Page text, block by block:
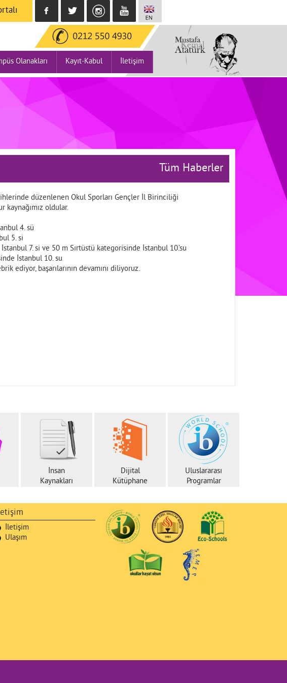
Olanakları Kayıt-Kabul İletişim
Tüm Haberler
düzenlenen Okul Sporları Gençler İl Birinciliği
kaynağımız oldular.
4. sü
5. si
7. si ve 50 m Sırtüstü kategorisinde İstanbul 10.’su
İstanbul 10. su
ediyor, başarılarının devamını diliyoruz.
İnsan
Kaynakları
Dijital
Kütüphane
Uluslararası
Programlar
İletişim
Ulaşım